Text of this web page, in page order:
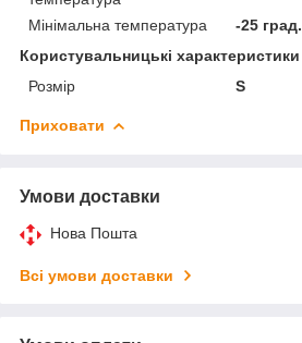
Мінімальна температура
-25 град.
Користувальницькі характеристики
Розмір
S
Приховати
Умови доставки
Нова Пошта
Всі умови доставки